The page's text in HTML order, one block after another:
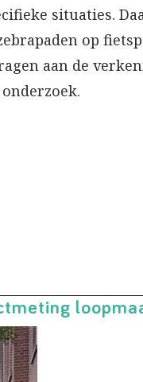
situaties.
op
aan de